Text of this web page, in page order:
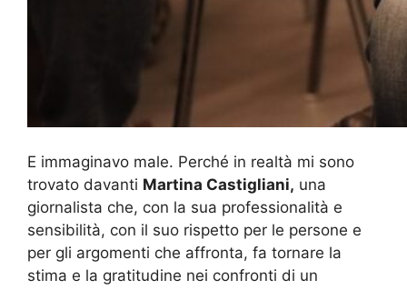
E immaginavo male. Perché in realtà mi sono
trovato davanti Martina Castigliani, una
giornalista che, con la sua professionalità e
sensibilità, con il suo rispetto per le persone e
per gli argomenti che affronta, fa tornare la
stima e la gratitudine nei confronti di un